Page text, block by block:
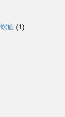
旋 (1)